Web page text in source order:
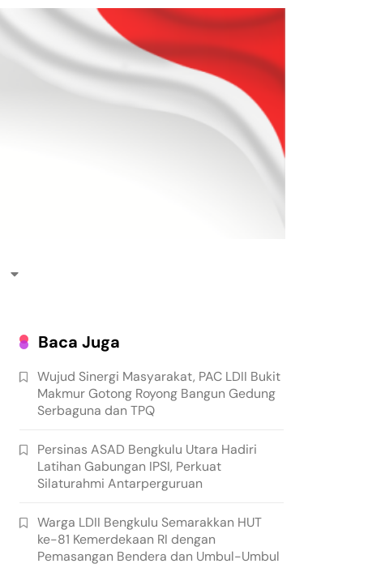
Baca Juga
Wujud Sinergi Masyarakat, PAC LDII Bukit
Makmur Gotong Royong Bangun Gedung
Serbaguna dan TPQ
Persinas ASAD Bengkulu Utara Hadiri
Latihan Gabungan IPSI, Perkuat
Silaturahmi Antarperguruan
Warga LDII Bengkulu Semarakkan HUT
ke-81 Kemerdekaan RI dengan
Pemasangan Bendera dan Umbul-Umbul